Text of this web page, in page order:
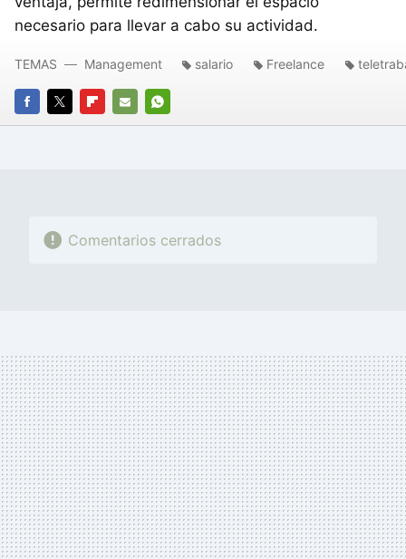
necesario para llevar a cabo su actividad.
FACEBOOK
TWITTERFLIPBOARD
E-
WHATSAPP
TEMAS Management salario Freelance
Comentarios cerrados